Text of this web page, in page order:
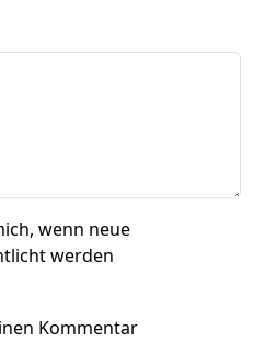
wenn neue
werden
Kommentar